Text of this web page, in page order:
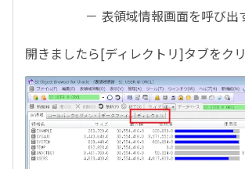
－ 表領域情報画面を呼び出
開きましたら[ディレクトリ]タブをクリ